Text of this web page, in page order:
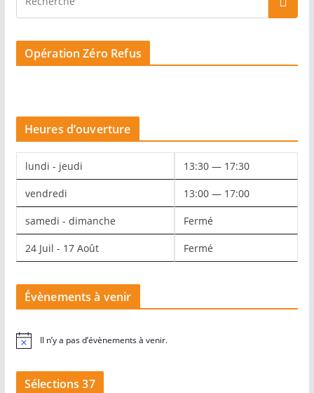
Opération Zéro Refus
Heures d’ouverture
lundi - jeudi 13:30 — 17:30
vendredi 13:00 — 17:00
samedi - dimanche Fermé
24 Juil - 17 Août Fermé
Évènements à venir
N
Il n’y a pas d’évènements à venir.
Sélections 37